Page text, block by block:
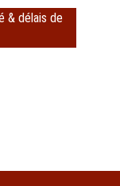
& délais de